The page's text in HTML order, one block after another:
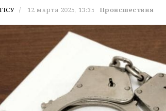
12 марта 2025, 13:35 Происшествия